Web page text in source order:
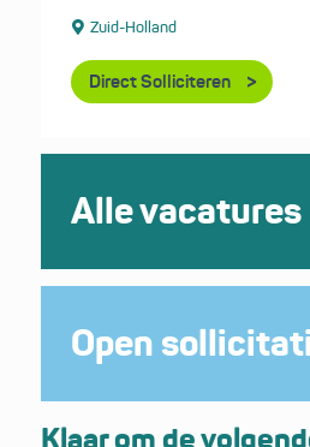
Zuid-Holland
Direct Solliciteren
Alle vacatures
Open